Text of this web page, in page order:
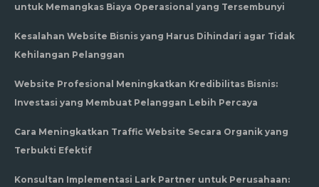
untuk Memangkas Biaya Operasional yang Tersembunyi
Kesalahan Website Bisnis yang Harus Dihindari agar Tidak
Kehilangan Pelanggan
Website Profesional Meningkatkan Kredibilitas Bisnis:
Investasi yang Membuat Pelanggan Lebih Percaya
Cara Meningkatkan Traffic Website Secara Organik yang
Terbukti Efektif
Konsultan Implementasi Lark Partner untuk Perusahaan: